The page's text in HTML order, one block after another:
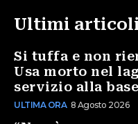
Ultimi
Si tuffa e non
Usa morto nel
servizio alla
ULTIMA ORA 8 Agosto 2026